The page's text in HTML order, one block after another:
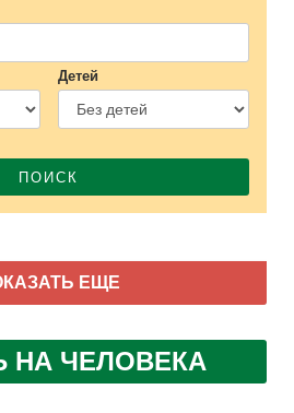
Детей
ПОИСК
ЕЩЕ
НА ЧЕЛОВЕКА